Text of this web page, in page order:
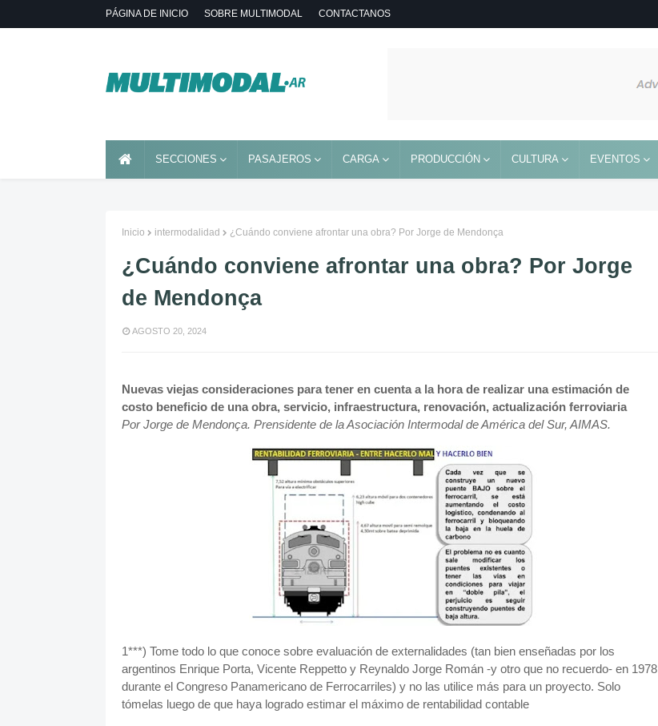
PÁGINA DE INICIO SOBRE MULTIMODAL CONTACTANOS
SECCIONES PASAJEROS CARGA PRODUCCIÓN CULTURA EVENTOS
Inicio intermodalidad ¿Cuándo conviene afrontar una obra? Por Jorge de Mendonça
¿Cuándo conviene afrontar una obra? Por Jorge
de Mendonça
AGOSTO 20, 2024
Nuevas viejas consideraciones para tener en cuenta a la hora de realizar una estimación de
costo beneficio de una obra, servicio, infraestructura, renovación, actualización ferroviaria
Por Jorge de Mendonça. Prensidente de la Asociación Intermodal de América del Sur, AIMAS.
1***) Tome todo lo que conoce sobre evaluación de externalidades (tan bien enseñadas por los
argentinos Enrique Porta, Vicente Reppetto y Reynaldo Jorge Román -y otro que no recuerdo- en 1978
durante el Congreso Panamericano de Ferrocarriles) y no las utilice más para un proyecto. Solo
tómelas luego de que haya logrado estimar el máximo de rentabilidad contable